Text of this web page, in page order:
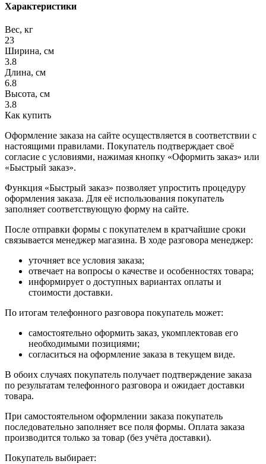
Характеристики
Вес, кг
23
Ширина, см
3.8
Длина, см
6.8
Высота, см
3.8
Как купить
Оформление заказа на сайте осуществляется в соответствии с
настоящими правилами. Покупатель подтверждает своё
согласие с условиями, нажимая кнопку «Оформить заказ» или
«Быстрый заказ».
Функция «Быстрый заказ» позволяет упростить процедуру
оформления заказа. Для её использования покупатель
заполняет соответствующую форму на сайте.
После отправки формы с покупателем в кратчайшие сроки
связывается менеджер магазина. В ходе разговора менеджер:
уточняет все условия заказа;
отвечает на вопросы о качестве и особенностях товара;
информирует о доступных вариантах оплаты и
стоимости доставки.
По итогам телефонного разговора покупатель может:
самостоятельно оформить заказ, укомплектовав его
необходимыми позициями;
согласиться на оформление заказа в текущем виде.
В обоих случаях покупатель получает подтверждение заказа
по результатам телефонного разговора и ожидает доставки
товара.
При самостоятельном оформлении заказа покупатель
последовательно заполняет все поля формы. Оплата заказа
производится только за товар (без учёта доставки).
Покупатель выбирает: